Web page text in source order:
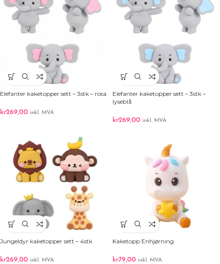
Elefanter kaketopper sett – 3stk – rosa
kr269,00 inkl. MVA
Elefanter kaketopper sett – 3stk –
lyseblå
kr269,00 inkl. MVA
Jungeldyr kaketopper sett – 4stk
kr269,00 inkl. MVA
Kaketopp Enhjørning
kr79,00 inkl. MVA